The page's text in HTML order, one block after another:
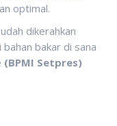
optimal.
dikerahkan
bakar di sana
(BPMI Setpres)